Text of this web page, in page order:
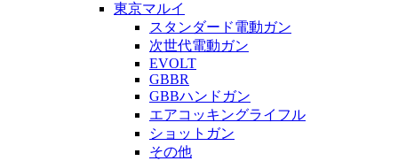
東京マルイ
スタンダード電動ガン
次世代電動ガン
EVOLT
GBBR
GBBハンドガン
エアコッキングライフル
ショットガン
その他